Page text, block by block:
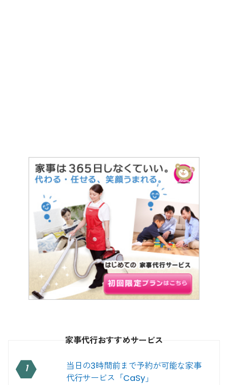
家事代行おすすめサービス
1
当日の3時間前まで予約が可能な家事
代行サービス「CaSy」